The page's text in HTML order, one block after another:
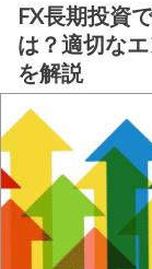
FX長期投資
は？適切な
を解説